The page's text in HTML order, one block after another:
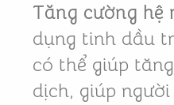
Tăng cường hệ
dụng tinh dầu
có thể giúp
dịch, giúp